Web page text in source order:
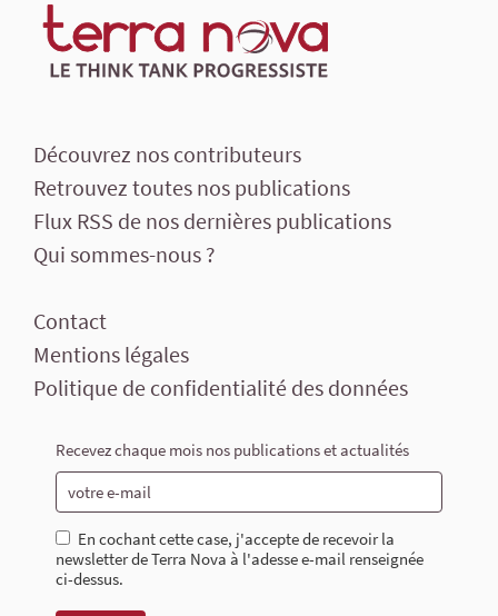
Découvrez nos contributeurs
Retrouvez toutes nos publications
Flux RSS de nos dernières publications
Qui sommes-nous ?
Contact
Mentions légales
Politique de confidentialité des données
Recevez chaque mois nos publications et actualités
En cochant cette case, j'accepte de recevoir la
newsletter de Terra Nova à l'adesse e-mail renseignée
ci-dessus.